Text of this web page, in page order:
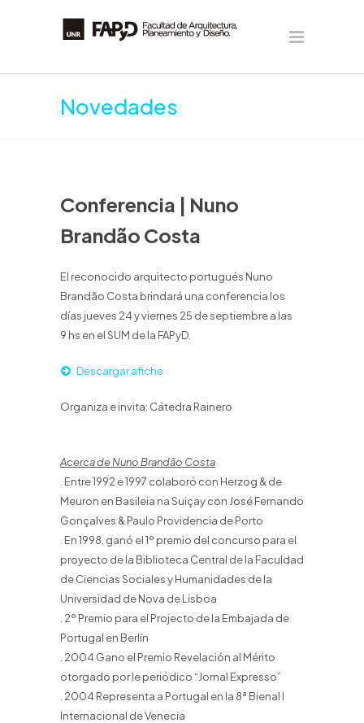
Novedades
Conferencia | Nuno
Brandão Costa
El reconocido arquitecto portugués Nuno
Brandão Costa brindará una conferencia los
días jueves 24 y viernes 25 de septiembre a las
9 hs en el SUM de la FAPyD.
Descargar afiche
Organiza e invita: Cátedra Rainero
Acerca de Nuno Brandão Costa
. Entre 1992 e 1997 colaboró con Herzog & de
Meuron en Basileia na Suiçay con José Fernando
Gonçalves & Paulo Providencia de Porto
. En 1998, ganó el 1º premio del concurso para el
proyecto de la Biblioteca Central de la Faculdad
de Ciencias Sociales y Humanidades de la
Universidad de Nova de Lisboa
. 2º Premio para el Projecto de la Embajada de
Portugal en Berlín
. 2004 Gano el Premio Revelación al Mérito
otorgado por le periódico “Jornal Expresso”
. 2004 Representa a Portugal en la 8ª Bienal l
Internacional de Venecia